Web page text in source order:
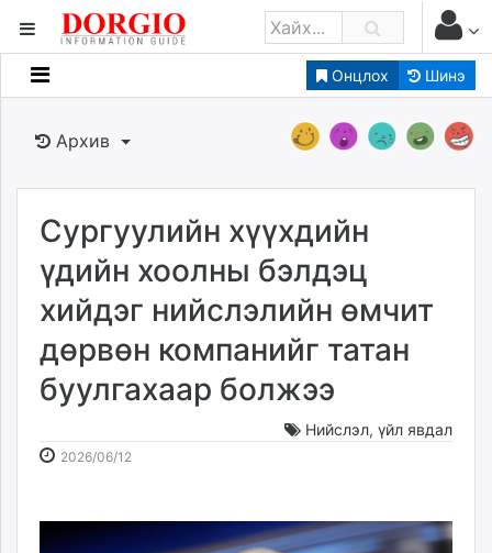
Онцлох Шинэ
Мэдээллийн
Банк санхүү
Бизнес ААН
Төрийн
Нийслэлийн
dorgio.mn
Gogo.mn
caak.mn
news.mn
Baabar.mn
mnb.mn
Архив
Сургуулийн хүүхдийн
үдийн хоолны бэлдэц
хийдэг нийслэлийн өмчит
дөрвөн компанийг татан
буулгахаар болжээ
Нийслэл, үйл явдал
2026/06/12
17:23:45
16:21:00